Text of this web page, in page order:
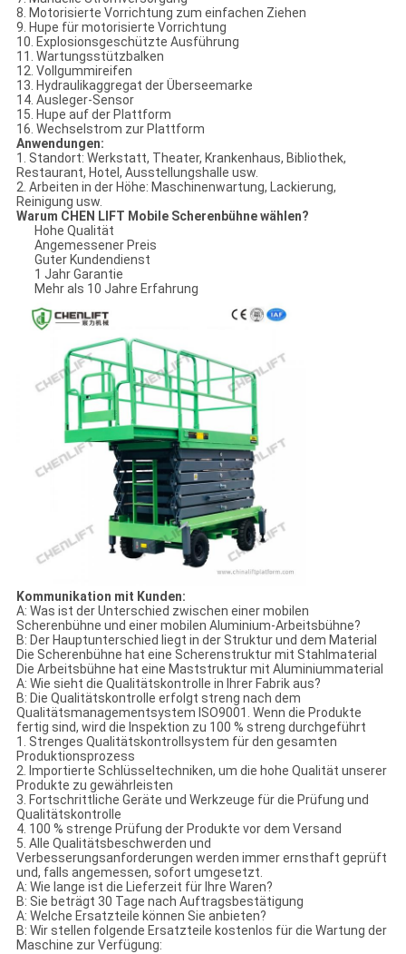
8. Motorisierte Vorrichtung zum einfachen Ziehen
9. Hupe für motorisierte Vorrichtung
10. Explosionsgeschützte Ausführung
11. Wartungsstützbalken
12. Vollgummireifen
13. Hydraulikaggregat der Überseemarke
14. Ausleger-Sensor
15. Hupe auf der Plattform
16. Wechselstrom zur Plattform
Anwendungen:
1. Standort: Werkstatt, Theater, Krankenhaus, Bibliothek,
Restaurant, Hotel, Ausstellungshalle usw.
2. Arbeiten in der Höhe: Maschinenwartung, Lackierung,
Reinigung usw.
Warum CHEN LIFT Mobile Scherenbühne wählen?
Hohe Qualität
Angemessener Preis
Guter Kundendienst
1 Jahr Garantie
Mehr als 10 Jahre Erfahrung
Kommunikation mit Kunden:
A: Was ist der Unterschied zwischen einer mobilen
Scherenbühne und einer mobilen Aluminium-Arbeitsbühne?
B: Der Hauptunterschied liegt in der Struktur und dem Material
Die Scherenbühne hat eine Scherenstruktur mit Stahlmaterial
Die Arbeitsbühne hat eine Maststruktur mit Aluminiummaterial
A: Wie sieht die Qualitätskontrolle in Ihrer Fabrik aus?
B: Die Qualitätskontrolle erfolgt streng nach dem
Qualitätsmanagementsystem ISO9001. Wenn die Produkte
fertig sind, wird die Inspektion zu 100 % streng durchgeführt
1. Strenges Qualitätskontrollsystem für den gesamten
Produktionsprozess
2. Importierte Schlüsseltechniken, um die hohe Qualität unserer
Produkte zu gewährleisten
3. Fortschrittliche Geräte und Werkzeuge für die Prüfung und
Qualitätskontrolle
4. 100 % strenge Prüfung der Produkte vor dem Versand
5. Alle Qualitätsbeschwerden und
Verbesserungsanforderungen werden immer ernsthaft geprüft
und, falls angemessen, sofort umgesetzt.
A: Wie lange ist die Lieferzeit für Ihre Waren?
B: Sie beträgt 30 Tage nach Auftragsbestätigung
A: Welche Ersatzteile können Sie anbieten?
B: Wir stellen folgende Ersatzteile kostenlos für die Wartung der
Maschine zur Verfügung: